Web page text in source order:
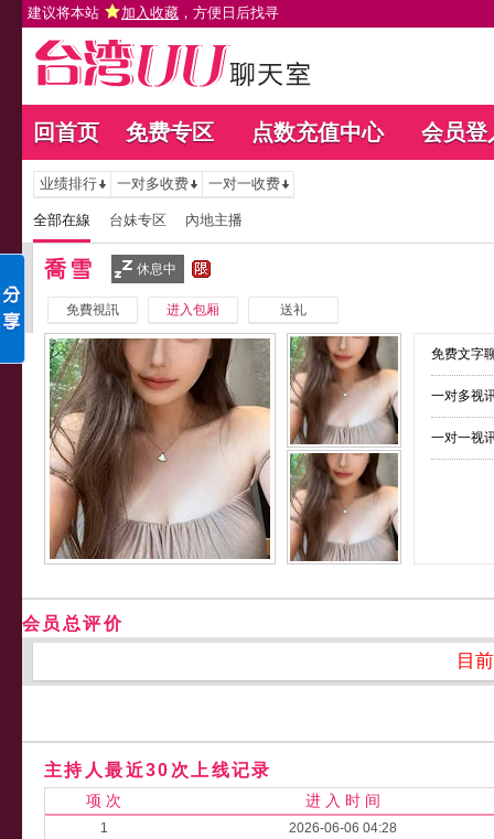
建议将本站 加入收藏 ，方便日后找寻
回首页 免费专区 点数充值中心 会员登
业绩排行 一对多收费 一对一收费
全部在線 台妹专区 內地主播
喬雪 休息中
免費視訊 进入包厢 送礼
免费文字
一对多视
一对一视
会员总评价
目
主持人最近30次上线记录
项 次 进 入 时 间
1
2026-06-06 04:28